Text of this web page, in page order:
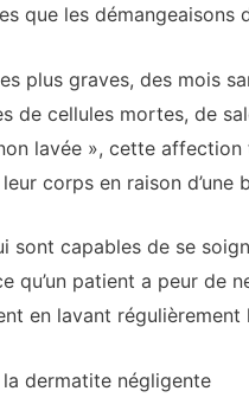
que les démangeaisons
plus graves, des mois
de cellules mortes, de
lavée », cette
corps en raison d’une
sont capables de se
qu’un patient a peur de
en lavant
dermatite négligente